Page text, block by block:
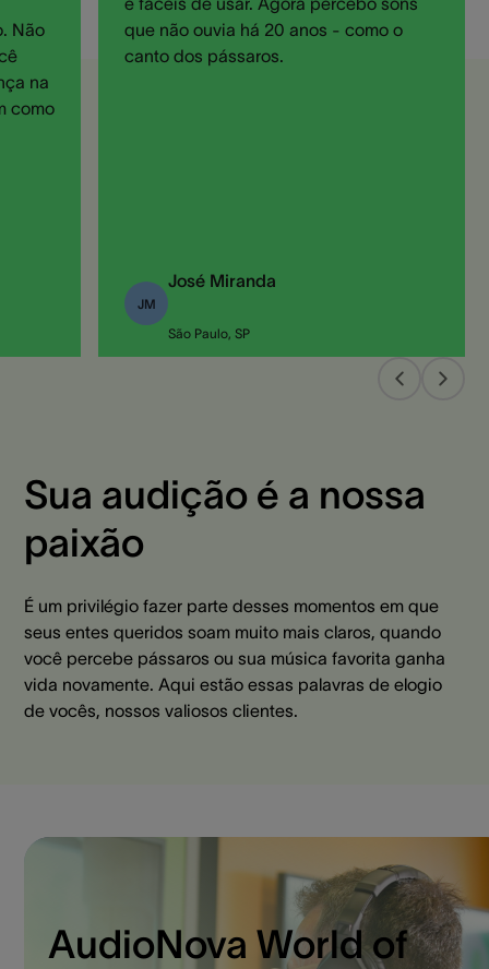
que não ouvia há 20 anos - como o
canto dos pássaros.
JM
José Miranda
São Paulo, SP
Não
na
como
Sua audição é a nossa
paixão
É um privilégio fazer parte desses momentos em que
seus entes queridos soam muito mais claros, quando
você percebe pássaros ou sua música favorita ganha
vida novamente. Aqui estão essas palavras de elogio
de vocês, nossos valiosos clientes.
AudioNova World of